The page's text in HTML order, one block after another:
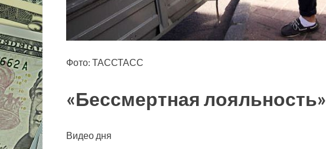
Фото: ТАССТАСС
«Бессмертная лояльность»
Видео дня